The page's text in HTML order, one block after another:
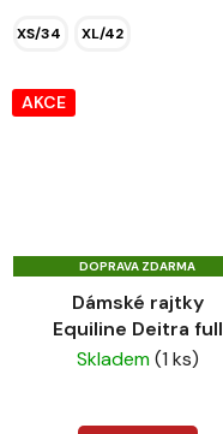
XS/34 XL/42
AKCE
DOPRAVA ZDARMA
Dámské rajtky
Equiline Deitra full
grip royal blue
Skladem(1 ks)